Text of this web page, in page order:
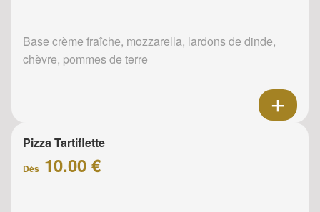
Base crème fraîche, mozzarella, lardons de dinde,
chèvre, pommes de terre
Pizza Tartiflette
Dès 10.00 €